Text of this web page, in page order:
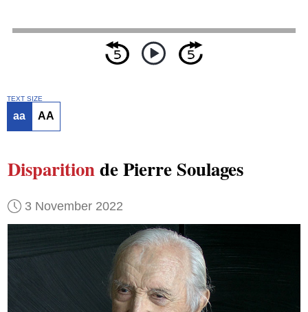
TEXT SIZE
aa AA
Disparitionde Pierre Soulages
3 November 2022